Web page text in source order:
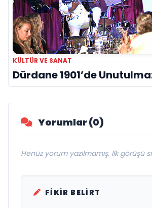
KÜLTÜR VE SANAT
Dürdane 1901’de
Yorumlar (0)
Henüz yorum yazılmamış. İlk görüşü
FIKIR BELIRT